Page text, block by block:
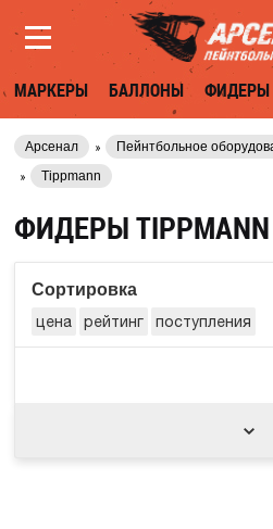
МАРКЕРЫ БАЛЛОНЫ ФИДЕРЫ
Арсенал Пейнтбольное
Tippmann
ФИДЕРЫ TIPPMANN
Сортировка
цена рейтинг поступления